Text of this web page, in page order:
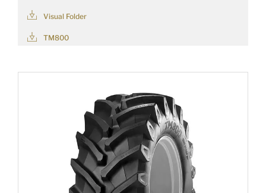
Visual Folder
TM800